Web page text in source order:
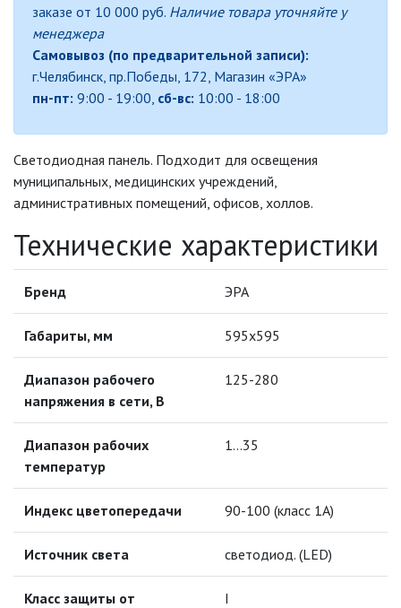
БАКТЕРИЦИДНЫЕ ЛАМПЫ
ДАТЧИКИ ДВИЖЕНИЯ И
ФОТОРЕЛЕ
ДЕКОРАТИВНЫЕ СВЕТИЛЬНИКИ
ИНФРАКРАСНЫЕ ЛАМПЫ
ИСТОЧНИКИ СВЕТА
КАБЕЛЕНЕСУЩИЕ СИСТЕМЫ
КЛЕЙКИЕ ЛЕНТЫ
ЛЕНТЫ СВЕТОДИОДНЫЕ (LED
ЛИНЕЙНЫЕ СВЕТОДИОДНЫЕ
заказе от 10 000 руб. Наличие товара уточняйте у
менеджера
Самовывоз (по предварительной записи):
г.Челябинск, пр.Победы, 172, Магазин «ЭРА»
пн-пт: 9:00 - 19:00, сб-вс: 10:00 - 18:00
Светодиодная панель. Подходит для освещения
муниципальных, медицинских учреждений,
административных помещений, офисов, холлов.
Технические характеристики
Бренд ЭРА
Габариты, мм 595х595
Диапазон рабочего
напряжения в сети, В
125-280
Диапазон рабочих
температур
1…35
Индекс цветопередачи 90-100 (класс 1A)
Источник света светодиод. (LED)
Класс защиты от
I